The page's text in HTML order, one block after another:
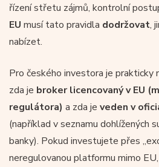
řízení střetu zájmů, kontrolní
EU musí tato pravidla dodržovat,
nabízet.
Pro českého investora je prakticky
zda je broker licencovaný v EU
regulátora) a zda je veden v
(například v seznamu dohlížených
banky). Pokud investujete přes
neregulovanou platformu mimo